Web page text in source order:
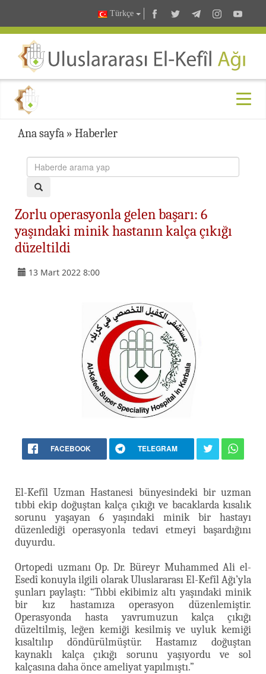
Türkçe
Ana sayfa » Haberler
Zorlu operasyonla gelen başarı: 6
yaşındaki minik hastanın kalça çıkığı
düzeltildi
13 Mart 2022 8:00
FACEBOOK TELEGRAM
El-Kefîl Uzman Hastanesi bünyesindeki bir uzman
tıbbi ekip doğuştan kalça çıkığı ve bacaklarda kısalık
sorunu yaşayan 6 yaşındaki minik bir hastayı
düzenlediği operasyonla tedavi etmeyi başardığını
duyurdu.
Ortopedi uzmanı Op. Dr. Büreyr Muhammed Ali el-
Esedî konuyla ilgili olarak Uluslararası El-Kefîl Ağı’yla
şunları paylaştı: “Tıbbi ekibimiz altı yaşındaki minik
bir kız hastamıza operasyon düzenlemiştir.
Operasyonda hasta yavrumuzun kalça çıkığı
düzeltilmiş, leğen kemiği kesilmiş ve uyluk kemiği
kısaltılıp döndürülmüştür. Hastamız doğuştan
kaynaklı kalça çıkığı sorunu yaşıyordu ve sol
kalçasına daha önce ameliyat yapılmıştı.”